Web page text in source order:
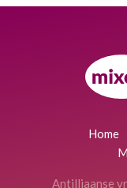
Home
Antilliaanse